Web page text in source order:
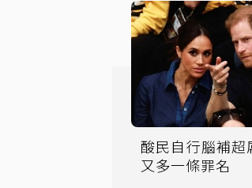
酸民自行腦補超
又多一條罪名